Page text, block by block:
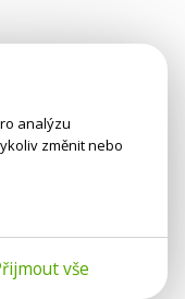
analýzu
změnit nebo
vše